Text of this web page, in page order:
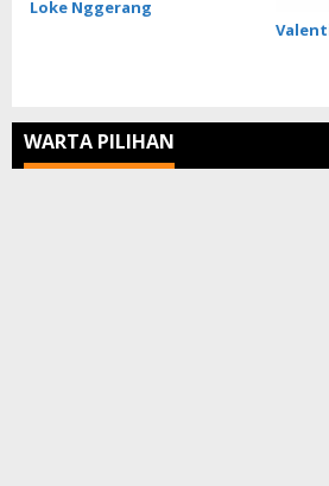
Loke Nggerang
WARTA PILIHAN